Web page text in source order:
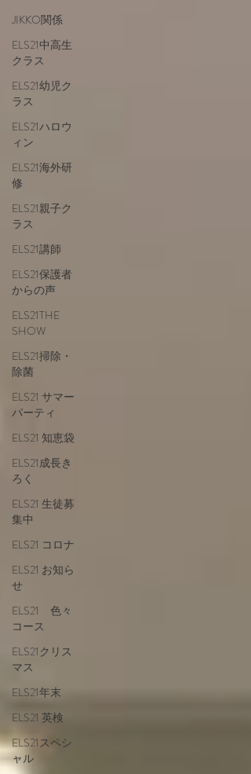
JIKKO関係
ELS21中高生
クラス
ELS21幼児ク
ラス
ELS21ハロウ
ィン
ELS21海外研
修
ELS21親子ク
ラス
ELS21講師
ELS21保護者
からの声
ELS21THE
SHOW
ELS21掃除・
除菌
ELS21 サマー
パーティ
ELS21 知恵袋
ELS21成長き
ろく
ELS21 生徒募
集中
ELS21 コロナ
ELS21 お知ら
せ
ELS21 色々
コース
ELS21クリス
マス
ELS21年末
ELS21 英検
ELS21スペシ
ャル